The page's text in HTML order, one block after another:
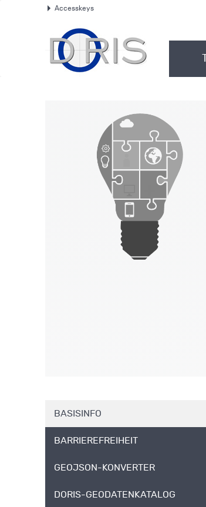
Accesskeys
BASISINFO
BARRIEREFREIHEIT
GEOJSON-KONVERTER
DORIS-GEODATENKATALOG